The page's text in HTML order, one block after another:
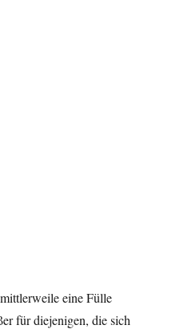
eine Fülle
für diejenigen, die sich